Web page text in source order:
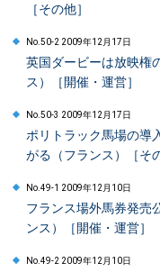
［その他］
No.50-2 2009年12月17日
英国ダービーは放映権
ス）［開催・運営］
No.50-3 2009年12月17日
ポリトラック馬場の導
がる（フランス）［そ
No.49-1 2009年12月10日
フランス場外馬券発売
ンス）［開催・運営］
No.49-2 2009年12月10日